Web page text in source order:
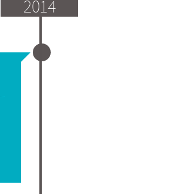
2014